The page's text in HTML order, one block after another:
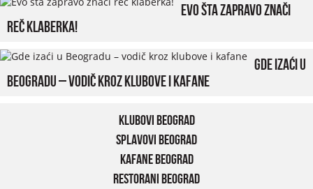
Evo šta zapravo znači
reč klaberka!
Gde izaći u
Beogradu – vodič kroz klubove i kafane
Klubovi Beograd
Splavovi Beograd
Kafane Beograd
Restorani Beograd